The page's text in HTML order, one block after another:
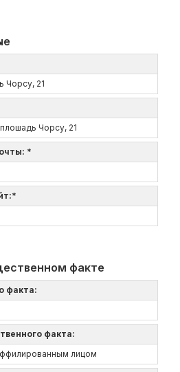
Чорсу, 21
Чорсу, 21
*
факте
факта:
факта:
лицом